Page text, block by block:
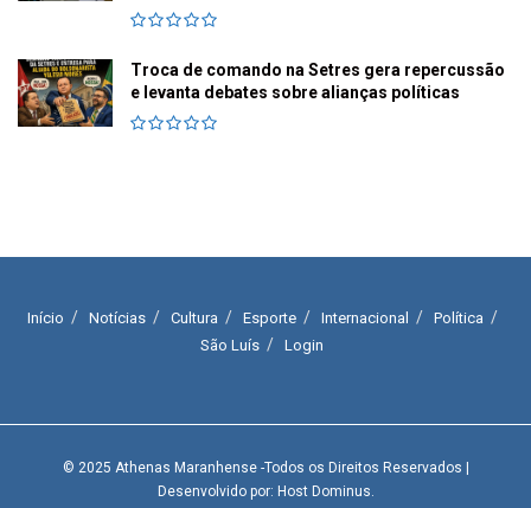
Troca de comando na Setres gera repercussão
e levanta debates sobre alianças políticas
Início Notícias Cultura Esporte Internacional
Política
São Luís
Login
© 2025 Athenas Maranhense-Todos os Direitos Reservados |
Desenvolvido por: Host Dominus